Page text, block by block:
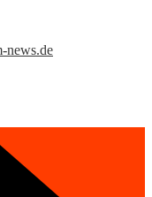
news.de